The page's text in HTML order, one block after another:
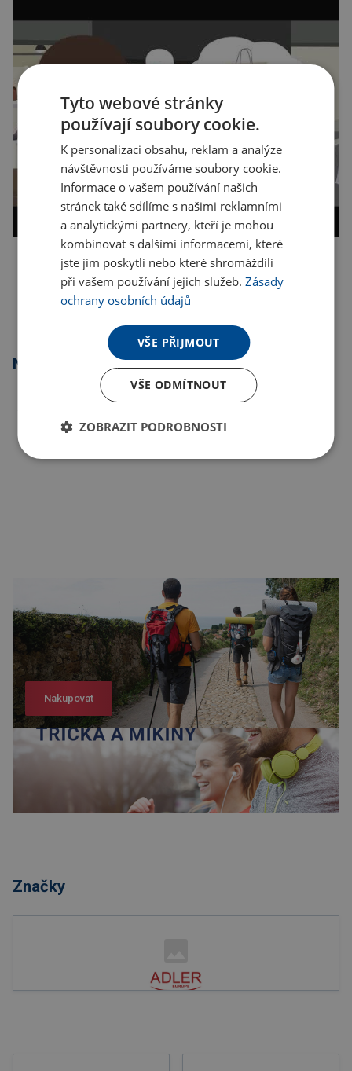
Kopírovat odkaz
Nejprodávanější
Nakupovat
Značky
Tyto webové stránky
používají soubory cookie.
K personalizaci obsahu, reklam a analýze
návštěvnosti používáme soubory cookie.
Informace o vašem používání našich
stránek také sdílíme s našimi reklamními
a analytickými partnery, kteří je mohou
kombinovat s dalšími informacemi, které
jste jim poskytli nebo které shromáždili
při vašem používání jejich služeb.Zásady
ochrany osobních údajů
VŠE PŘIJMOUT
VŠE ODMÍTNOUT
ZOBRAZIT PODROBNOSTI